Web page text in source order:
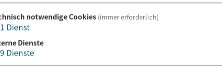
beglaubigte Übersetzung des Zeugnisses
notwendige Cookies (immer erforderlich)
1 Dienst
Dienste
9 Dienste